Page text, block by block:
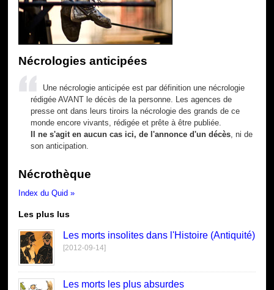
Nécrologies anticipées
Une nécrologie anticipée est par définition une nécrologie
rédigée AVANT le décès de la personne. Les agences de
presse ont dans leurs tiroirs la nécrologie des grands de ce
monde encore vivants, rédigée et prête à être publiée.
Il ne s'agit en aucun cas ici, de l'annonce d'un décès , ni de
son anticipation.
Nécrothèque
Index du Quid »
Les plus lus
Les morts insolites dans l'Histoire (Antiquité)
[2012-09-14]
Les morts les plus absurdes